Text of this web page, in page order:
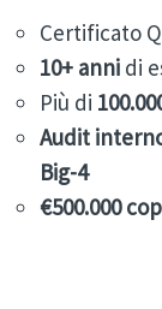
Certificato
10+ anni di
Più di
Audit
Big-4
€500.000